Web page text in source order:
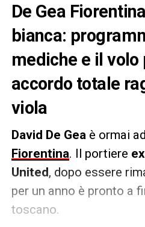
De Gea
bianca:
mediche e il volo
accordo totale
viola
David De Gea è ormai
Fiorentina. Il portiere
United, dopo essere
per un anno è pronto a
toscano.